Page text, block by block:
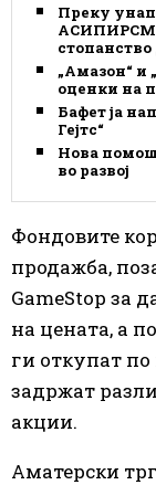
Преку
АСИПИРСМ
„Амазон“ и
оценки на
Бафет ја
Гејтс“
Нова
во развој
Фондовите
продажба,
GameStop за
на цената, а
ги откупат по
задржат
акции.
Аматерски